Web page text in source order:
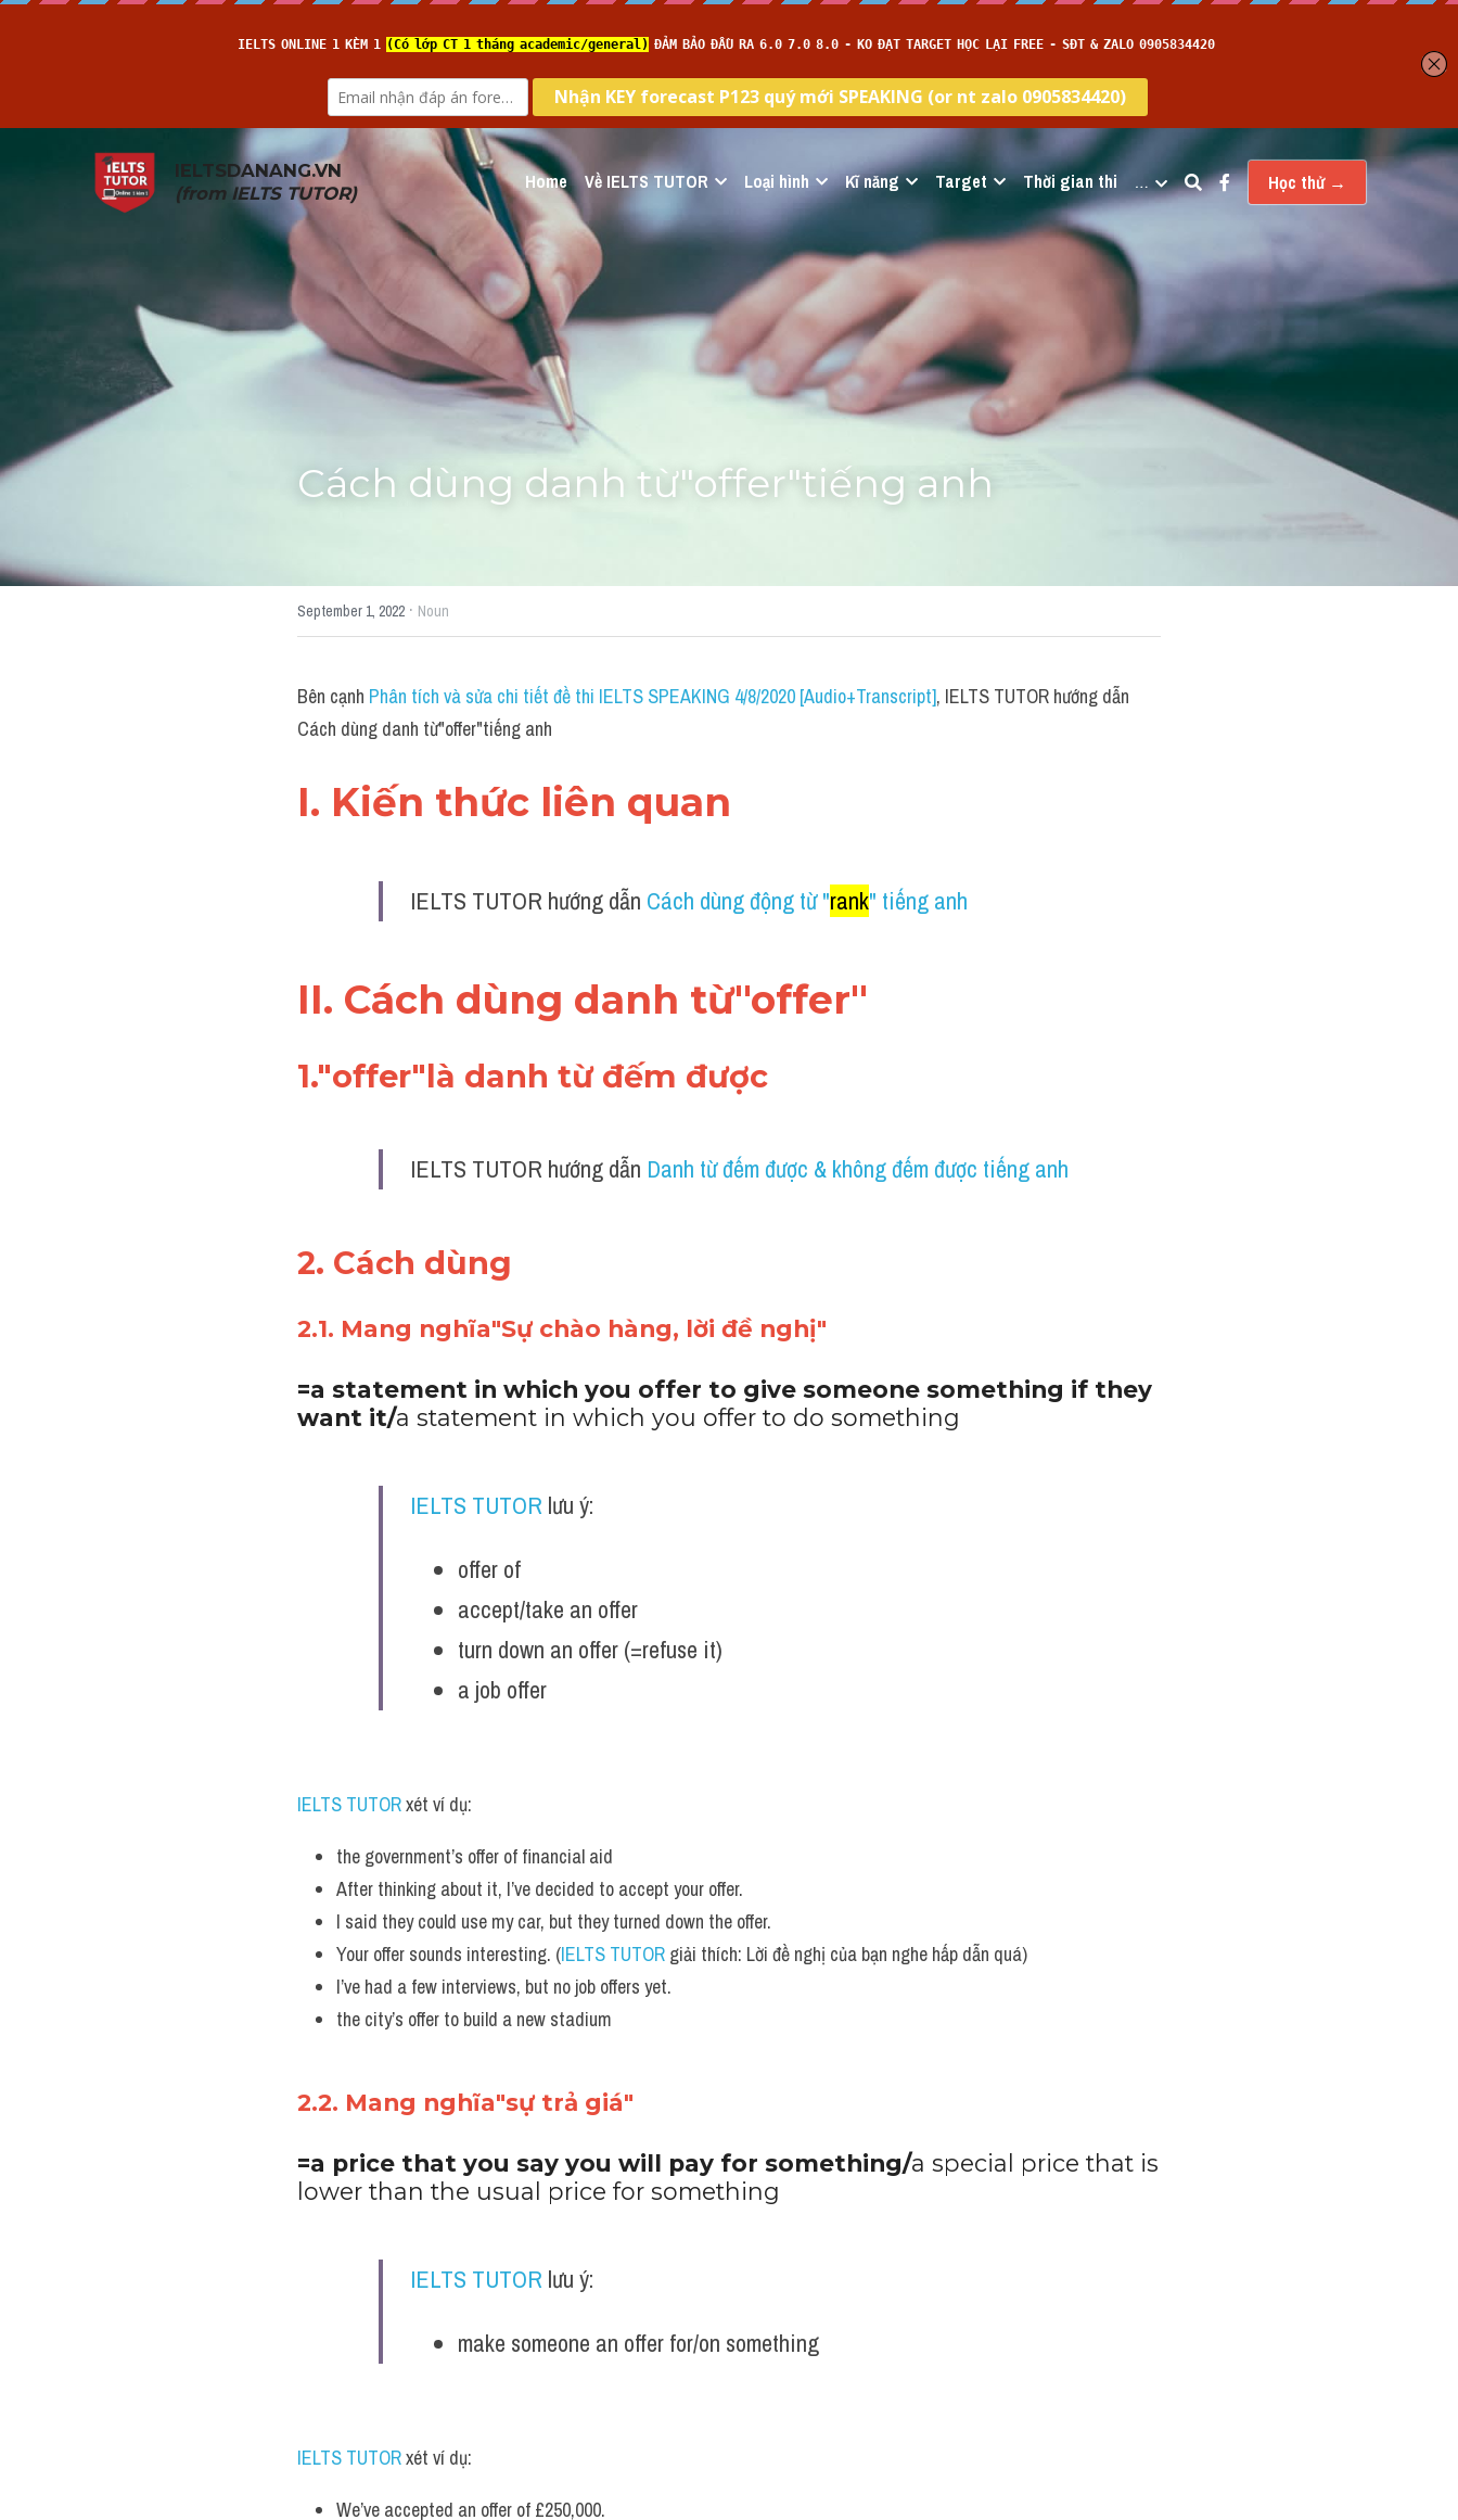
IELTSDANANG.VN
(from IELTS TUTOR) Home Về IELTS TUTOR Loại hình Kĩ năng Target Thời gian thi … Học thử →
Cách dùng danh từ"offer"tiếng anh
·
Bên cạnh Phân tích và sửa chi tiết đề thi IELTS SPEAKING 4/8/2020 [Audio+Transcript], IELTS TUTOR hướng dẫn
Cách dùng danh từ"offer"tiếng anh
I. Kiến thức liên quan
IELTS TUTOR hướng dẫn Cách dùng động từ " rank " tiếng anh
II. Cách dùng danh từ"offer"
1." offer "là danh từ đếm được
IELTS TUTOR hướng dẫn Danh từ đếm được & không đếm được tiếng anh
2. Cách dùng
2.1. Mang nghĩa"Sự chào hàng, lời đề nghị"
=a statement in which you offer to give someone something if they
want it/
a statement in which you offer to do something
IELTS TUTOR lưu ý:
offer of
accept/take an offer
turn down an offer (=refuse it)
a job offer
xét ví dụ:
the government’s offer of financial aid
After thinking about it, I’ve decided to accept your offer.
I said they could use my car, but they turned down the offer.
Your offer sounds interesting. ( IELTS TUTOR giải thích: Lời đề nghị của bạn nghe hấp dẫn quá)
I’ve had a few interviews, but no job offers yet.
the city’s offer to build a new stadium
2.2. Mang nghĩa"sự trả giá"
=a price that you say you will pay for something/
a special price that is
lower than the usual price for something
IELTS TUTOR lưu ý:
make someone an offer for​/​on something
xét ví dụ: